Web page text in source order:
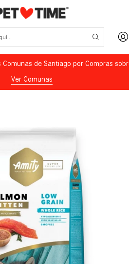
Comunas de Santiago por Compras
Ver Comunas